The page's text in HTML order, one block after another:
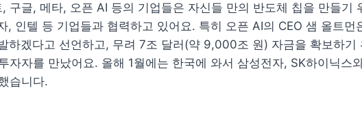
구글, 메타, 오픈 AI 등의 기업들은 자신들 만의 반도체 칩을 만들기
, 인텔 등 기업들과 협력하고 있어요. 특히 오픈 AI의 CEO 샘 올트먼
하겠다고 선언하고, 무려 7조 달러(약 9,000조 원) 자금을 확보하기
자자를 만났어요. 올해 1월에는 한국에 와서 삼성전자, SK하이닉스
습니다.